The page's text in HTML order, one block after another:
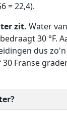
= 22,4).
zit. Water
30 °F.
dus zo'n
Franse